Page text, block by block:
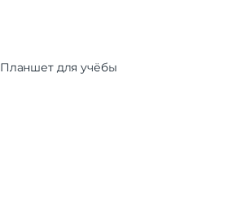
Планшет для учёбы